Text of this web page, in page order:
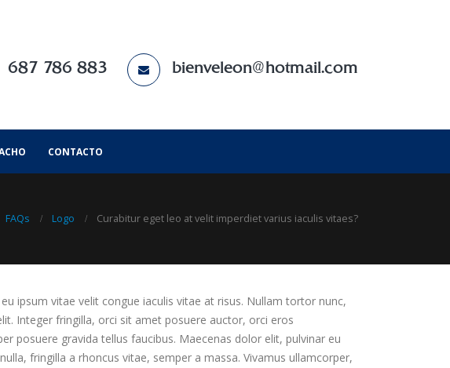
687 786 883 bienveleon@hotmail.com
CONTACTO
FAQs Logo Curabitur eget leo at velit imperdiet varius iaculis vitaes?
ipsum vitae velit congue iaculis vitae at risus. Nullam tortor nunc,
Integer fringilla, orci sit amet posuere auctor, orci eros
posuere gravida tellus faucibus. Maecenas dolor elit, pulvinar eu
fringilla a rhoncus vitae, semper a massa. Vivamus ullamcorper,